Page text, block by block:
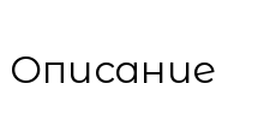
Описание